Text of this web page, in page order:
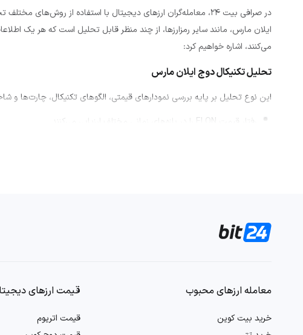
در صرافی بیت ۲۴، معامله‌گران ارزهای دیجیتال با استفاده از
ایلان مارس، مانند سایر رمزارزها، از چند منظر قابل تحلیل است که هر یک
می‌کنند، اشاره خواهیم کرد:
تحلیل تکنیکال دوج ایلان مارس
این نوع تحلیل بر پایه بررسی نمودارهای قیمتی، الگوهای تکنیکال، چارت‌ها
در این روش، معامله‌گران به عناصر بنیادین پروژه توجه دارند. برخی از
ارزیابی تیم توسعه‌دهنده دوج ایلان مارس و سوابق آن‌ها در صنعت بلاکچین
تعامل‌های پروژه در اکوسیستم رمزنگاری، نظیر همکاری‌ها یا مشارکت‌ها با
تحلیل آنچین ارز ELON
معامله ارزهای محبوب
خرید بیت کوین
قیمت ارزهای
قیمت اتریوم